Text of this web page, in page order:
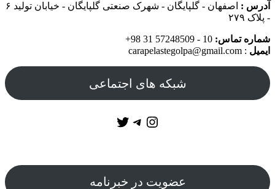
گلپا
آدرس :
اصفهان - گلپایگان - شهرک صنعتی گلپایگان - خیابان تولید ۶
- پلاک ۲۷۹
شماره تماس:
ایمیل : carapelastegolpa@gmail.com
شبکه های اجتماعی
Instagram
Telegram
Twitter
عضویت در خبرنامه